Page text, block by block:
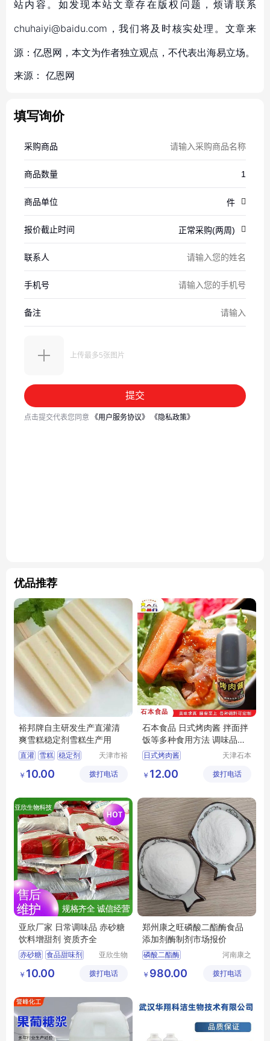
站内容。如发现本站文章存在版权问题，烦请联系
chuhaiyi@baidu.com，我们将及时核实处理。文章来
源：亿恩网，本文为作者独立观点，不代表出海易立场。
来源： 亿恩网
填写询价
优品推荐
裕邦牌自主研发生产直灌清
爽雪糕稳定剂雪糕生产用
直灌 雪糕 稳定剂
天津市裕
展有限公
￥ 10.00 拨打电话
石本食品 日式烤肉酱 拌面拌
饭等多种食用方法 调味品厂
家
日式烤肉酱
天津石本
有限公司
￥ 12.00 拨打电话
亚欣厂家 日常调味品 赤砂糖
饮料增甜剂 资质齐全
赤砂糖 食品甜味剂
食品添加剂
亚欣生物
州）有限
￥ 10.00 拨打电话
郑州康之旺磷酸二酯酶食品
添加剂酶制剂市场报价
磷酸二酯酶
河南康之
技有限公
￥ 980.00 拨打电话